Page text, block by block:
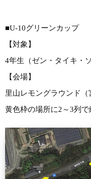
■U-10グリーンカップ
【対象】
4年生（ゼン・タイキ・
【会場】
里山レモングラウンド（
黄色枠の場所に2～3列で